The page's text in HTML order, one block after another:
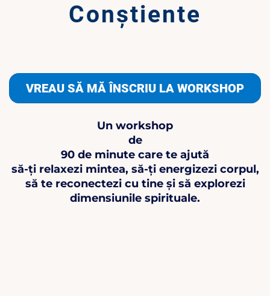
Conștiente
VREAU SĂ MĂ ÎNSCRIU LA WORKSHOP
Un workshop
de
90 de minute care te ajută
să-ți relaxezi mintea, să-ți energizezi corpul,
să te reconectezi cu tine și să explorezi
dimensiunile spirituale.